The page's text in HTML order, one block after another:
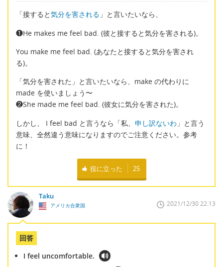
「接すると気分を害される 」と言いたいなら、
❶He makes me feel bad. (彼と接すると気分を害される)。
You make me feel bad. (あなたと接すると気分を害され
る)。
「気分を害された」と言いたいなら、make の代わりに
made を使いましょう〜
❷She made me feel bad. (彼女に気分を害された)。
しかし、 I feel bad と言うなら「私、 申し訳ないわ 」と言う
意味、全然違う意味になりますのでご注意ください。参考
に！
役に立った 25
Taku
アメリカ合衆国 2021/12/30 22:13
回答
I feel uncomfortable.